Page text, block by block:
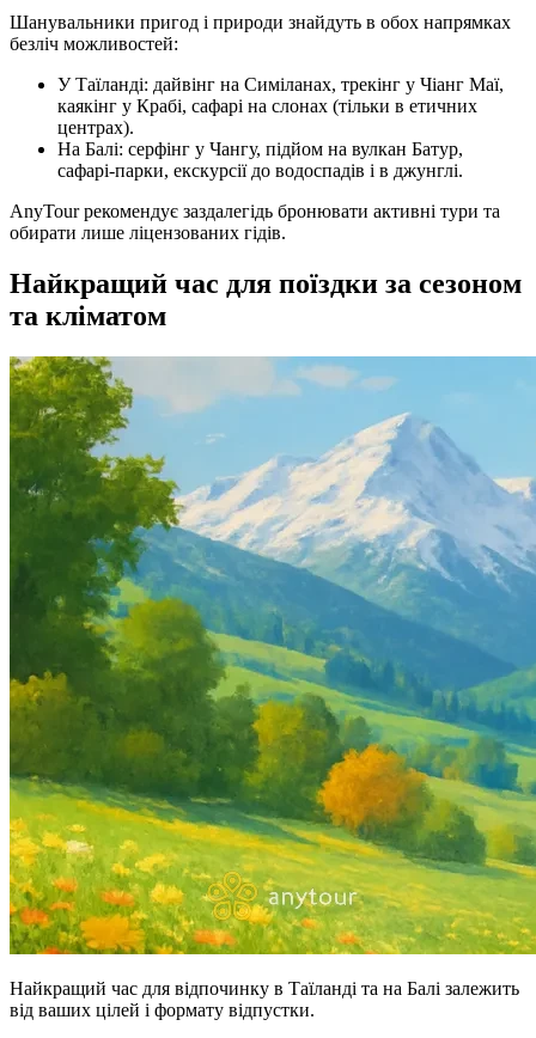
Шанувальники пригод і природи знайдуть в обох напрямках
безліч можливостей:
У Таїланді: дайвінг на Симіланах, трекінг у Чіанг Маї,
каякінг у Крабі, сафарі на слонах (тільки в етичних
центрах).
На Балі: серфінг у Чангу, підйом на вулкан Батур,
сафарі‑парки, екскурсії до водоспадів і в джунглі.
AnyTour рекомендує заздалегідь бронювати активні тури та
обирати лише ліцензованих гідів.
Найкращий час для поїздки за сезоном
та кліматом
Найкращий час для відпочинку в Таїланді та на Балі залежить
від ваших цілей і формату відпустки.